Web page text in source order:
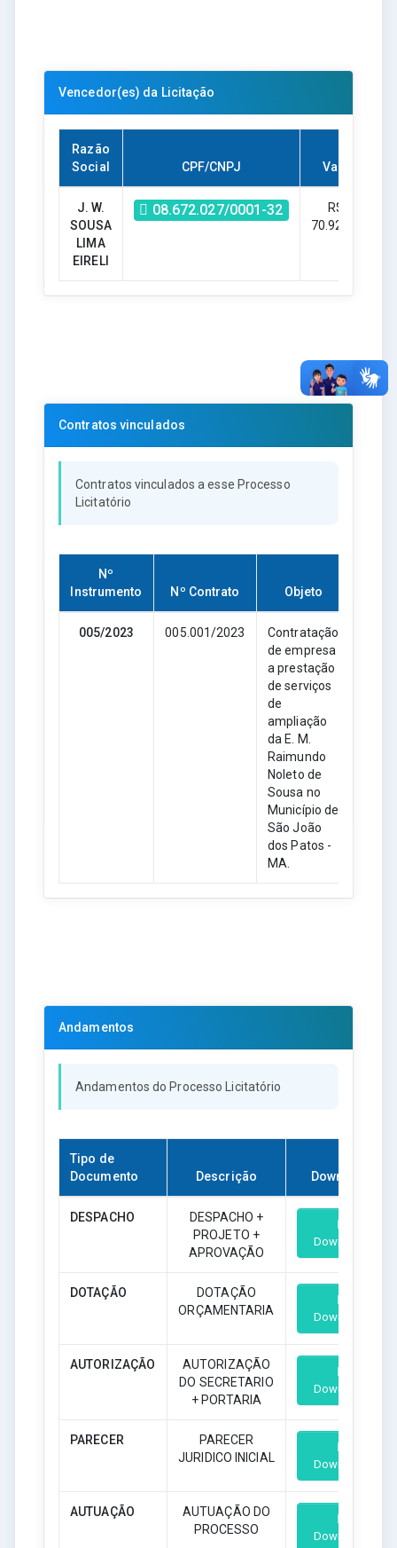
Vencedor(es) da Licitação
Razão
Social
CPF/CNPJ Valor
J. W.
SOUSA
LIMA
EIRELI
08.672.027/0001-32
R$ -
70.920,49
Contratos vinculados
Contratos vinculados a esse Processo
Licitatório
Nº
Instrumento
Nº Contrato Objeto
005/2023 005.001/2023
Contratação
de empresa
a prestação
de serviços
de
ampliação
da E. M.
Raimundo
Noleto de
Sousa no
Município de
São João
dos Patos -
MA.
Andamentos
Andamentos do Processo Licitatório
Tipo de
Documento
Descrição Download
DESPACHO
DESPACHO +
PROJETO +
APROVAÇÃO
Download
DOTAÇÃO
DOTAÇÃO
ORÇAMENTARIA
Download
AUTORIZAÇÃO
AUTORIZAÇÃO
DO SECRETARIO
+ PORTARIA
Download
PARECER
PARECER
JURIDICO INICIAL
Download
AUTUAÇÃO
AUTUAÇÃO DO
PROCESSO
Download